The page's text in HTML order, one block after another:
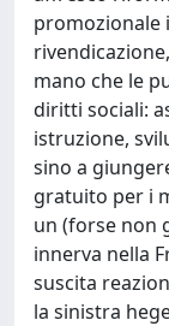
promozionale
mano che le
diritti sociali:
istruzione,
sino a
gratuito per i
un (forse non
innerva nella
suscita
la sinistra